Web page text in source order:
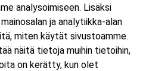
analysoimiseen. Lisäksi
ja analytiikka-alan
miten käytät sivustoamme.
näitä tietoja muihin tietoihin,
on kerätty, kun olet